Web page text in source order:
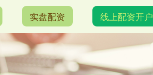
实盘配资 线上配资开户